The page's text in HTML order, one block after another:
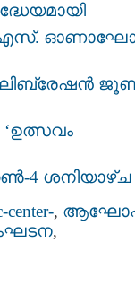
എസ്.
4 ശനിയാഴ്ച
center-,
,